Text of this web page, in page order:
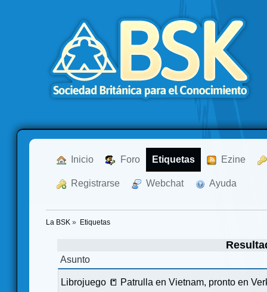
Inicio Foro Etiquetas Ezine
Registrarse Webchat Ayuda
La BSK » Etiquetas
Asunto
Librojuego 📒 Patrulla en Vietnam, pronto en